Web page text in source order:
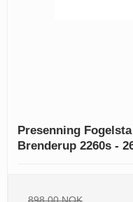
Presenning
Brenderup 2260s -